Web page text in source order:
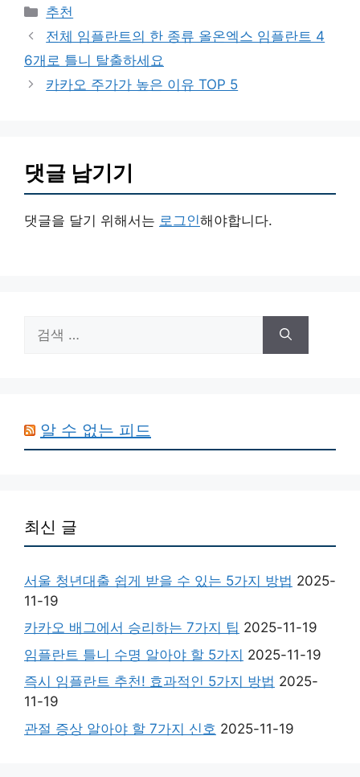
카
테
리
추천
전체 임플란트의 한 종류 올온엑스 임플란트 4
6개로 틀니 탈출하세요
카카오 주가가 높은 이유 TOP 5
댓글 남기기
댓글을 달기 위해서는 로그인해야합니다.
색:
알 수 없는 피드
최신 글
서울 청년대출 쉽게 받을 수 있는 5가지 방법 2025-
11-19
카카오 배그에서 승리하는 7가지 팁 2025-11-19
임플란트 틀니 수명 알아야 할 5가지 2025-11-19
즉시 임플란트 추천! 효과적인 5가지 방법 2025-
11-19
관절 증상 알아야 할 7가지 신호 2025-11-19